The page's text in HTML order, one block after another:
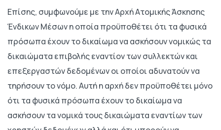
Επίσης, συμφωνούμε με την Αρχή Ατομικής Άσκησης
Ένδικων Μέσων η οποία προϋποθέτει ότι τα φυσικά
πρόσωπα έχουν το δικαίωμα να ασκήσουν νομικώς τα
δικαιώματα επιβολής εναντίον των συλλεκτών και
επεξεργαστών δεδομένων οι οποίοι αδυνατούν να
τηρήσουν το νόμο. Αυτή η αρχή δεν προϋποθέτει μόνο
ότι τα φυσικά πρόσωπα έχουν το δικαίωμα να
ασκήσουν τα νομικά τους δικαιώματα εναντίων των